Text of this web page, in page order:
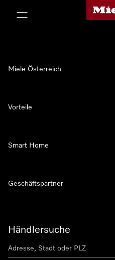
Miele-
Händlersuche
Miele Österreich
Vorteile
Smart Home
Geschäftspartner